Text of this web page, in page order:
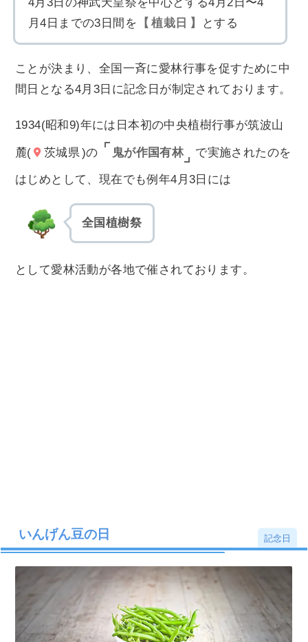
月4日までの3日間を
植栽日 とする
ことが決まり、全国一斉に愛林行事を促すために中
間日となる4月3日に記念日が制定されております。
1934(昭和9)年には日本初の中央植樹行事が筑波山
麓( 茨城県)の 鬼が作国有林 で実施されたのを
はじめとして、現在でも例年4月3日には
全国植樹祭
として愛林活動が各地で催されております。
いんげん豆の日 記念日